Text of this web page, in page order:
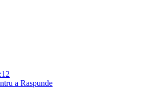
a Raspunde